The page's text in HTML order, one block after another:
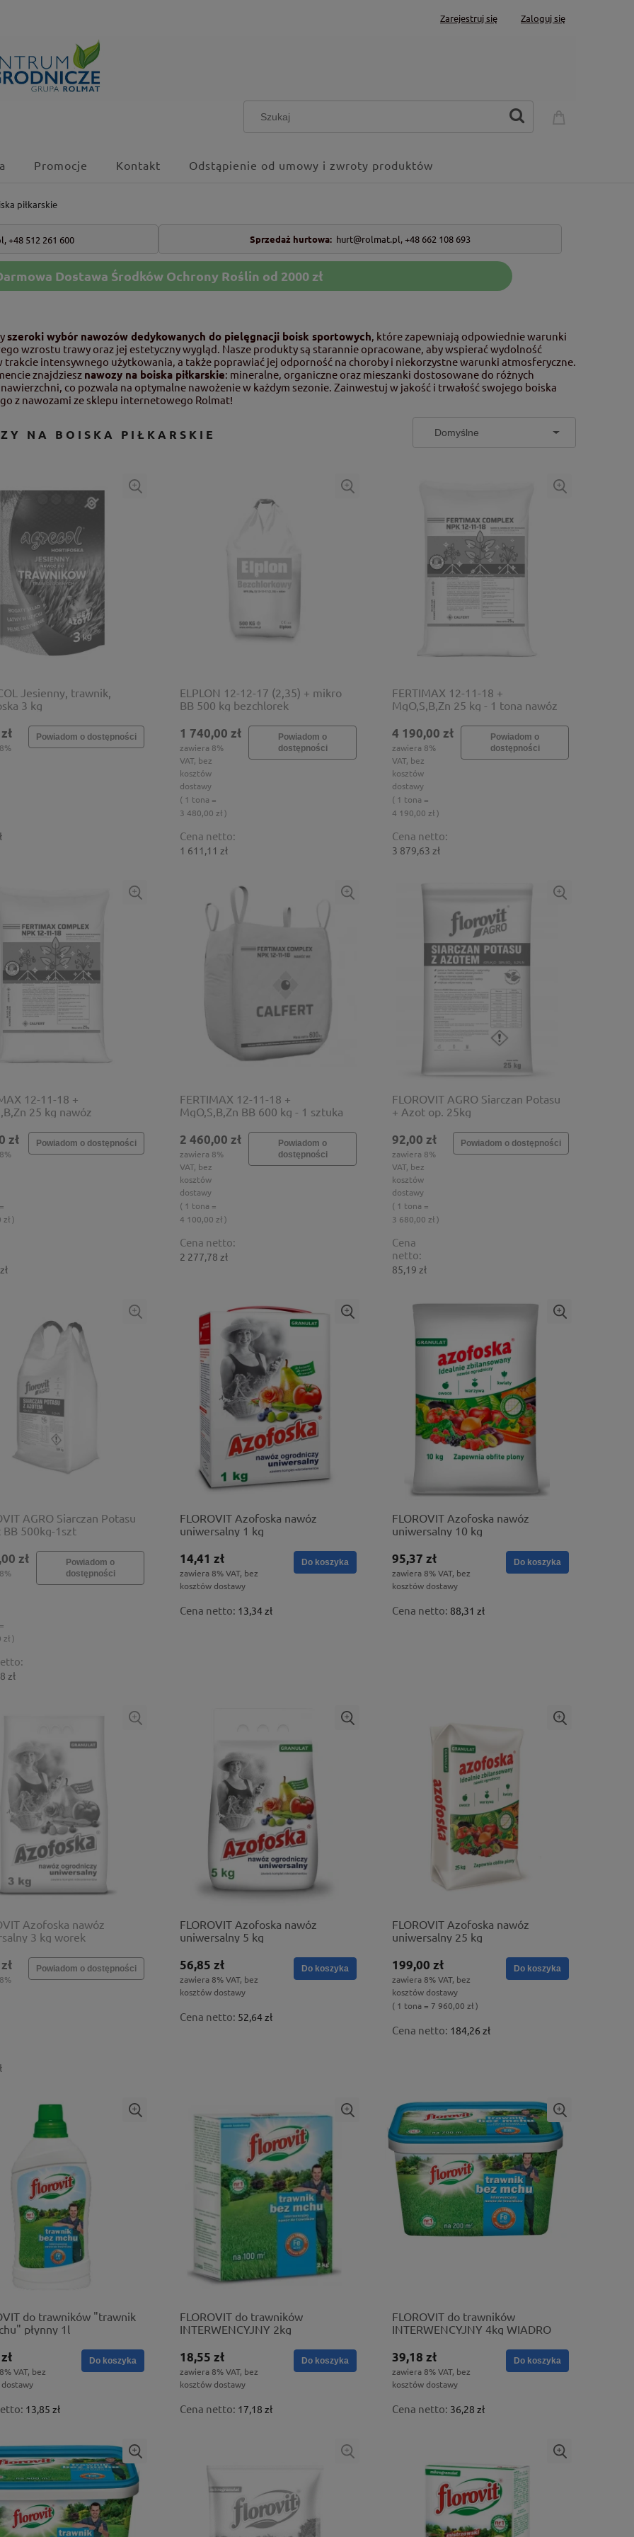
Zarejestruj się Zaloguj się
Promocje Kontakt Odstąpienie od umowy i zwroty produktów
piłkarskie
+48 512 261 600 Sprzedaż hurtowa: hurt@rolmat.pl,+48 662 108 693
Dostawa Środków Ochrony Roślin od 2000 zł
szeroki wybór nawozów dedykowanych do pielęgnacji boisk sportowych, które zapewniają odpowiednie warunki
wzrostu trawy oraz jej estetyczny wygląd. Nasze produkty są starannie opracowane, aby wspierać wydolność
trakcie intensywnego użytkowania, a także poprawiać jej odporność na choroby i niekorzystne warunki atmosferyczne.
znajdziesz nawozy na boiska piłkarskie: mineralne, organiczne oraz mieszanki dostosowane do różnych
co pozwala na optymalne nawożenie w każdym sezonie. Zainwestuj w jakość i trwałość swojego boiska
z nawozami ze sklepu internetowego Rolmat!
NA BOISKA PIŁKARSKIE
Jesienny, trawnik,
3 kg
Powiadom o dostępności
ELPLON 12-12-17 (2,35) + mikro
BB 500 kg bezchlorek
1 740,00 zł
zawiera 8%
VAT, bez
kosztów
dostawy
( 1 tona =
3 480,00 zł )
Cena netto:
1 611,11 zł
Powiadom o
dostępności
FERTIMAX 12-11-18 +
MgO,S,B,Zn 25 kg - 1 tona nawóz
4 190,00 zł
zawiera 8%
VAT, bez
kosztów
dostawy
( 1 tona =
4 190,00 zł )
Cena netto:
3 879,63 zł
Powiadom o
dostępności
12-11-18 +
25 kg nawóz
zł
)
Powiadom o dostępności
FERTIMAX 12-11-18 +
MgO,S,B,Zn BB 600 kg - 1 sztuka
2 460,00 zł
zawiera 8%
VAT, bez
kosztów
dostawy
( 1 tona =
4 100,00 zł )
Cena netto:
2 277,78 zł
Powiadom o
dostępności
FLOROVIT AGRO Siarczan Potasu
+ Azot op. 25kg
92,00 zł
zawiera 8%
VAT, bez
kosztów
dostawy
( 1 tona =
3 680,00 zł )
Cena
netto:
85,19 zł
Powiadom o dostępności
AGRO Siarczan Potasu
BB 500kg-1szt
zł
)
zł
Powiadom o
dostępności
FLOROVIT Azofoska nawóz
uniwersalny 1 kg
14,41 zł
zawiera 8% VAT, bez
kosztów dostawy
Cena netto: 13,34 zł
Do koszyka
FLOROVIT Azofoska nawóz
uniwersalny 10 kg
95,37 zł
zawiera 8% VAT, bez
kosztów dostawy
Cena netto: 88,31 zł
Do koszyka
Azofoska nawóz
3 kg worek
Powiadom o dostępności
FLOROVIT Azofoska nawóz
uniwersalny 5 kg
56,85 zł
zawiera 8% VAT, bez
kosztów dostawy
Cena netto: 52,64 zł
Do koszyka
FLOROVIT Azofoska nawóz
uniwersalny 25 kg
199,00 zł
zawiera 8% VAT, bez
kosztów dostawy
( 1 tona = 7 960,00 zł )
Cena netto: 184,26 zł
Do koszyka
do trawników "trawnik
płynny 1l
VAT, bez
13,85 zł
Do koszyka
FLOROVIT do trawników
INTERWENCYJNY 2kg
18,55 zł
zawiera 8% VAT, bez
kosztów dostawy
Cena netto: 17,18 zł
Do koszyka
FLOROVIT do trawników
INTERWENCYJNY 4kg WIADRO
39,18 zł
zawiera 8% VAT, bez
kosztów dostawy
Cena netto: 36,28 zł
Do koszyka